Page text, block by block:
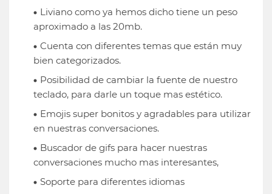
Liviano como ya hemos dicho tiene un peso
aproximado a las 20mb.
Cuenta con diferentes temas que están muy
bien categorizados.
Posibilidad de cambiar la fuente de nuestro
teclado, para darle un toque mas estético.
Emojis super bonitos y agradables para utilizar
en nuestras conversaciones.
Buscador de gifs para hacer nuestras
conversaciones mucho mas interesantes,
Soporte para diferentes idiomas